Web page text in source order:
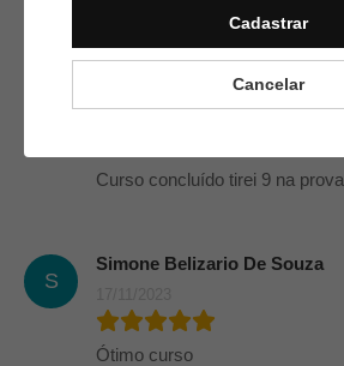
Cadastrar
Cancelar
Ótimo curso !
Receitas Do Tio Anderso
Curso concluído tirei 9 na prova
S
Simone Belizario De Souza
Ótimo curso